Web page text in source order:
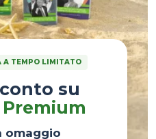
A TEMPO LIMITATO
su
omaggio